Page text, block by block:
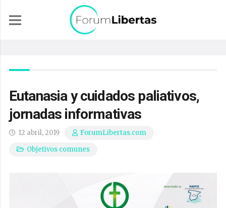
Eutanasia y cuidados paliativos,
jornadas informativas
12 abril, 2019
ForumLibertas.com
Objetivos comunes